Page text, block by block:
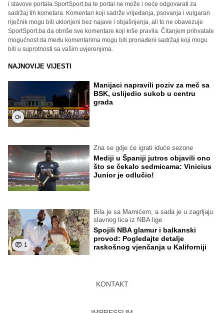
i stavove portala SportSport.ba te portal ne može i neće odgovarati za
sadržaj tih kometara. Komentari koji sadrže vrijeđanja, psovanja i vulgaran
riječnik mogu biti uklonjeni bez najave i objašnjenja, ali to ne obavezuje
SportSport.ba da obriše sve komentare koji krše pravila. Čitanjem prihvatate
mogućnost da među komentarima mogu biti pronađeni sadržaji koji mogu
biti u suprotnosti sa vašim uvjerenjima.
NAJNOVIJE VIJESTI
Manijaci napravili poziv za meč sa
BSK, uslijedio sukob u centru
grada
Zna se gdje će igrati iduće sezone
Mediji u Španiji jutros objavili ono
što se čekalo sedmicama: Vinicius
Junior je odlučio!
1
Bila je sa Mamićem, a sada je u zagrljaju
slavnog lica iz NBA lige
Spojili NBA glamur i balkanski
provod: Pogledajte detalje
raskošnog vjenčanja u Kaliforniji
KONTAKT